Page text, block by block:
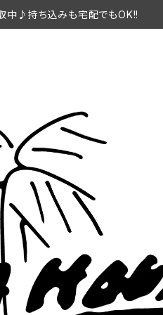
中♪持ち込みも宅配でもOK!!